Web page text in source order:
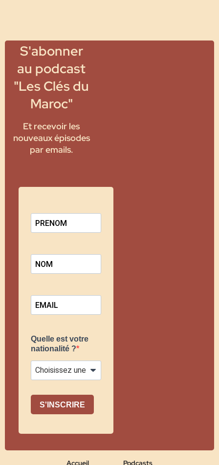
S'abonner
au podcast
"Les Clés du
Maroc"
Et recevoir les
nouveaux épisodes
par emails.
Quelle est votre
nationalité ?
S'INSCRIRE
Accueil Podcasts